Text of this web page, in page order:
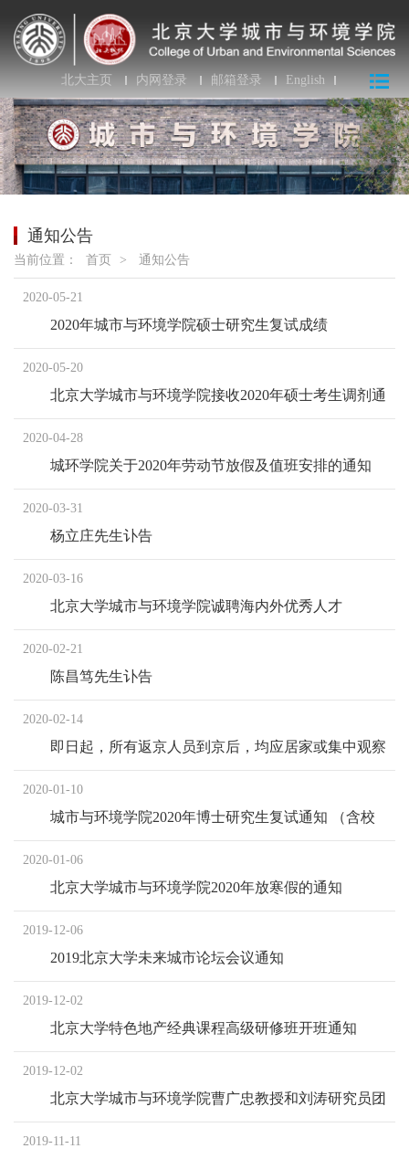
北大主页 内网登录 邮箱登录 English
通知公告
当前位置： 首页 > 通知公告
2020-05-21
2020年城市与环境学院硕士研究生复试成绩
2020-05-20
北京大学城市与环境学院接收2020年硕士考生调剂通
知
2020-04-28
城环学院关于2020年劳动节放假及值班安排的通知
2020-03-31
杨立庄先生讣告
2020-03-16
北京大学城市与环境学院诚聘海内外优秀人才
2020-02-21
陈昌笃先生讣告
2020-02-14
即日起，所有返京人员到京后，均应居家或集中观察
14天
2020-01-10
城市与环境学院2020年博士研究生复试通知 （含校
本部硕转博、“申请-考核制”考生）
2020-01-06
北京大学城市与环境学院2020年放寒假的通知
2019-12-06
2019北京大学未来城市论坛会议通知
2019-12-02
北京大学特色地产经典课程高级研修班开班通知
2019-12-02
北京大学城市与环境学院曹广忠教授和刘涛研究员团
队 招聘博士后研究人员启事
2019-11-11